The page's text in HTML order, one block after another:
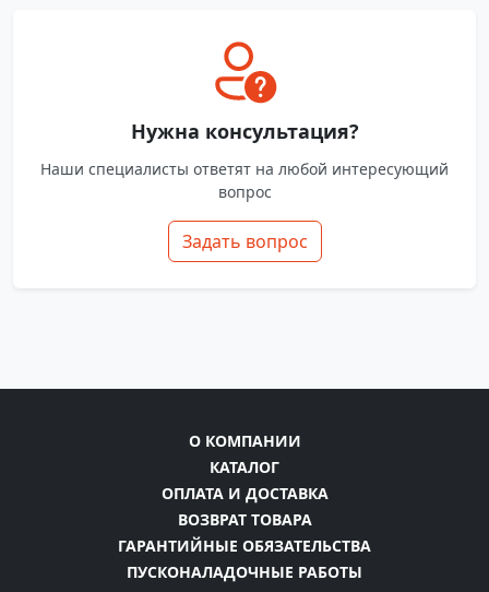
Нужна консультация?
Наши специалисты ответят на любой интересующий
вопрос
Задать вопрос
О КОМПАНИИ
КАТАЛОГ
ОПЛАТА И ДОСТАВКА
ВОЗВРАТ ТОВАРА
ГАРАНТИЙНЫЕ ОБЯЗАТЕЛЬСТВА
ПУСКОНАЛАДОЧНЫЕ РАБОТЫ